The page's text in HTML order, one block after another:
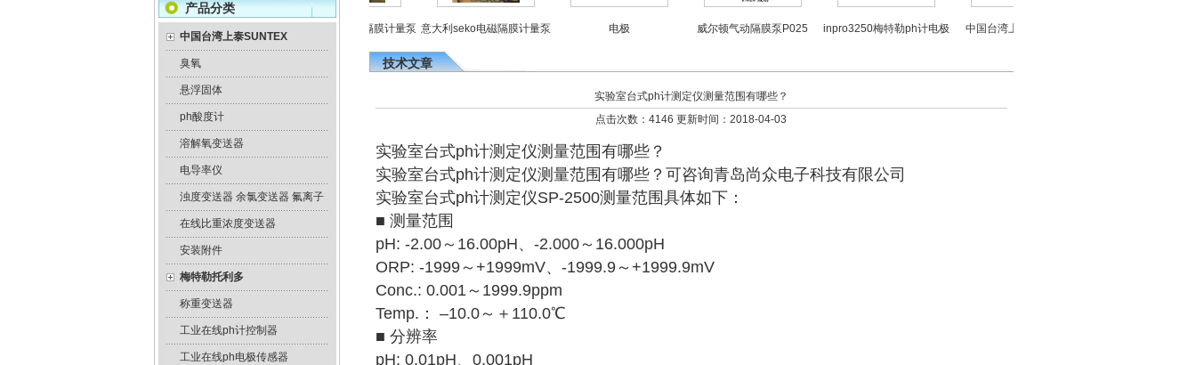
产品分类
中国台湾上泰SUNTEX
臭氧
悬浮固体
ph酸度计
溶解氧变送器
电导率仪
浊度变送器 余氯变送器 氟离子
在线比重浓度变送器
安装附件
梅特勒托利多
称重变送器
工业在线ph计控制器
工业在线ph电极传感器
工业在线ph/orp计变送器 美国米顿罗机械隔膜计量泵 意大利seko电磁隔膜计量泵 电极 威尔顿气动隔膜泵P025 inpro3250梅特勒ph计电极 中国台湾上泰ph控制器
技术文章
实验室台式ph计测定仪测量范围有哪些？
点击次数：4146 更新时间：2018-04-03
实验室台式ph计测定仪测量范围有哪些？
实验室台式ph计测定仪测量范围有哪些？可咨询青岛尚众电子科技有限公司
实验室台式ph计测定仪SP-2500测量范围具体如下：
■ 测量范围
pH: -2.00～16.00pH、-2.000～16.000pH
ORP: -1999～+1999mV、-1999.9～+1999.9mV
Conc.: 0.001～1999.9ppm
Temp.： –10.0～＋110.0℃
■ 分辨率
pH: 0.01pH、0.001pH